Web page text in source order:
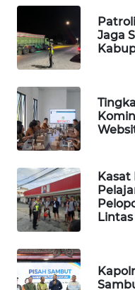
Jaga
Kasat
Lintas
MAWAKA
MARTABAT
PLN
WATCH
MKLI
LPKKI
KOPEKLIN